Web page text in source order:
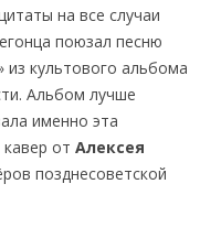
на все случаи
поюзал песню
культового альбома
Альбом лучше
именно эта
от Алексея
позднесоветской